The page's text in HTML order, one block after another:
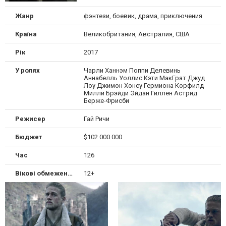
Жанр фэнтези, боевик, драма, приключения
Країна Великобритания, Австралия, США
Рік 2017
У ролях
Чарли Ханнэм Поппи Делевинь
Аннабелль Уоллис Кэти МакГрат Джуд
Лоу Джимон Хонсу Гермиона Корфилд
Милли Брэйди Эйдан Гиллен Астрид
Берже-Фрисби
Режисер Гай Ричи
Бюджет $102 000 000
Час 126
Вікові обмеження 12+